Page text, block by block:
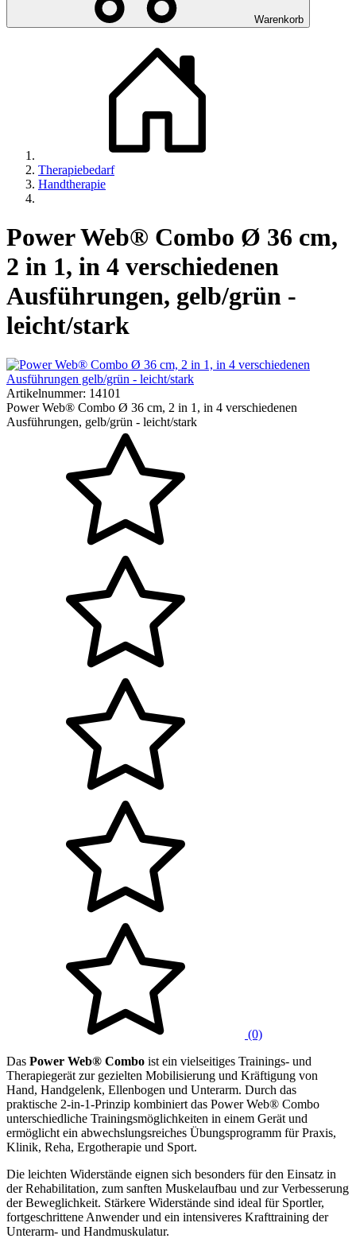
Warenkorb
Therapiebedarf
Handtherapie
Power Web® Combo Ø 36 cm,
2 in 1, in 4 verschiedenen
Ausführungen, gelb/grün -
leicht/stark
Artikelnummer: 14101
Power Web® Combo Ø 36 cm, 2 in 1, in 4 verschiedenen
Ausführungen, gelb/grün - leicht/stark
(0)
Das Power Web® Combo ist ein vielseitiges Trainings- und
Therapiegerät zur gezielten Mobilisierung und Kräftigung von
Hand, Handgelenk, Ellenbogen und Unterarm. Durch das
praktische 2-in-1-Prinzip kombiniert das Power Web® Combo
unterschiedliche Trainingsmöglichkeiten in einem Gerät und
ermöglicht ein abwechslungsreiches Übungsprogramm für Praxis,
Klinik, Reha, Ergotherapie und Sport.
Die leichten Widerstände eignen sich besonders für den Einsatz in
der Rehabilitation, zum sanften Muskelaufbau und zur Verbesserung
der Beweglichkeit. Stärkere Widerstände sind ideal für Sportler,
fortgeschrittene Anwender und ein intensiveres Krafttraining der
Unterarm- und Handmuskulatur.